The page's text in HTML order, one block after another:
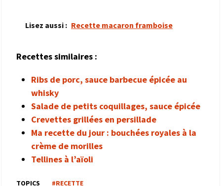
Lisez aussi : Recette macaron framboise
Recettes similaires :
Ribs de porc, sauce barbecue épicée au
whisky
Salade de petits coquillages, sauce épicée
Crevettes grillées en persillade
Ma recette du jour : bouchées royales à la
crème de morilles
Tellines à l’aïoli
TOPICS #RECETTE